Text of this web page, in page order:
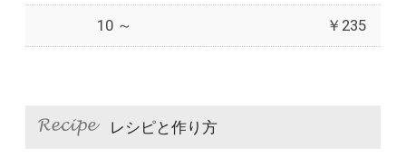
10 ～ ￥235
レシピと作り方